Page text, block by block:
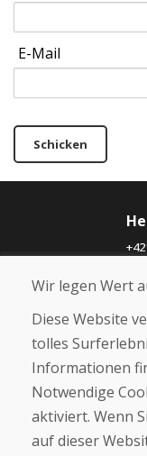
E-Mail
Schicken
Wir legen Wert
Diese Website
tolles
Informationen
Notwendige
aktiviert. Wenn
auf dieser